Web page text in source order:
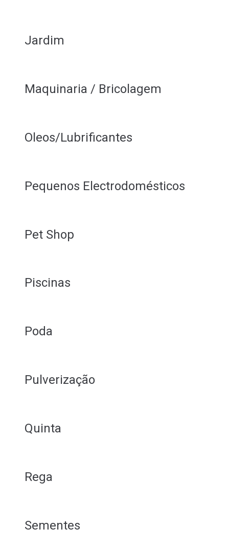
Jardim
Maquinaria / Bricolagem
Oleos/Lubrificantes
Pequenos Electrodomésticos
Pet Shop
Piscinas
Poda
Pulverização
Quinta
Rega
Sementes